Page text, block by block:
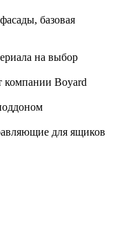
базовая
на выбор
компании Boyard
для ящиков